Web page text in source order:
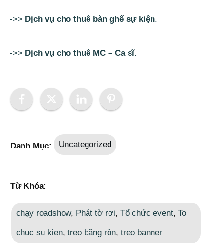
->> Dịch vụ cho thuê bàn ghế sự kiện.
->> Dịch vụ cho thuê MC – Ca sĩ.
Danh Mục: Uncategorized
Từ Khóa:
chạy roadshow, Phát tờ rơi, Tổ chức event, To
chuc su kien, treo băng rôn, treo banner